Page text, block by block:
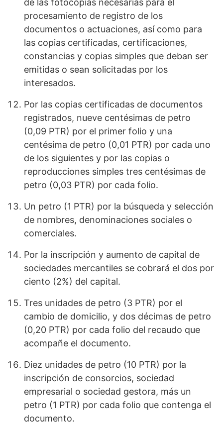
de las fotocopias necesarias para el
procesamiento de registro de los
documentos o actuaciones, así como para
las copias certificadas, certificaciones,
constancias y copias simples que deban ser
emitidas o sean solicitadas por los
interesados.
Por las copias certificadas de documentos
registrados, nueve centésimas de petro
(0,09 PTR) por el primer folio y una
centésima de petro (0,01 PTR) por cada uno
de los siguientes y por las copias o
reproducciones simples tres centésimas de
petro (0,03 PTR) por cada folio.
Un petro (1 PTR) por la búsqueda y selección
de nombres, denominaciones sociales o
comerciales.
Por la inscripción y aumento de capital de
sociedades mercantiles se cobrará el dos por
ciento (2%) del capital.
Tres unidades de petro (3 PTR) por el
cambio de domicilio, y dos décimas de petro
(0,20 PTR) por cada folio del recaudo que
acompañe el documento.
Diez unidades de petro (10 PTR) por la
inscripción de consorcios, sociedad
empresarial o sociedad gestora, más un
petro (1 PTR) por cada folio que contenga el
documento.